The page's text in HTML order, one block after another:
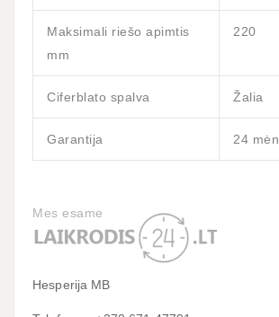
Maksimali riešo apimtis
mm
220
Ciferblato spalva Žalia
Garantija 24 mėn.
Mes esame
Hesperija MB